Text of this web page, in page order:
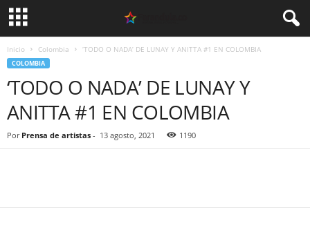
Inicio Colombia ‘TODO O NADA’ DE LUNAY Y ANITTA #1 EN COLOMBIA
COLOMBIA
‘TODO O NADA’ DE LUNAY Y
ANITTA #1 EN COLOMBIA
Por Prensa de artistas - 13 agosto, 2021 1190